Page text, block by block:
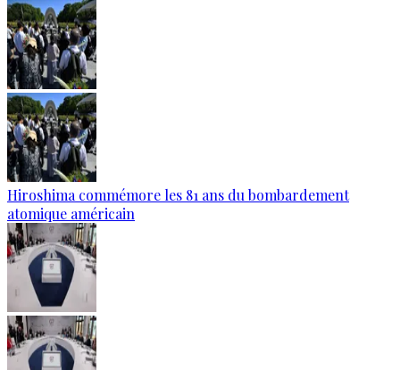
Hiroshima commémore les 81 ans du bombardement
atomique américain